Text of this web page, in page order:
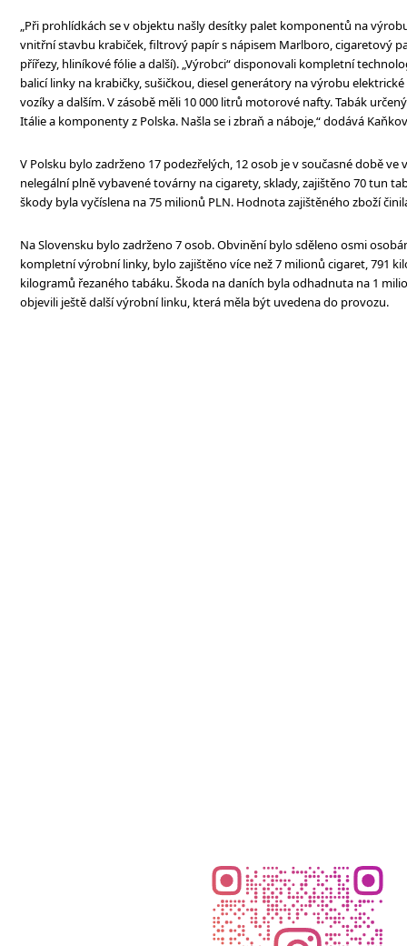
„Při prohlídkách se v objektu našly desítky palet komponentů na
vnitřní stavbu krabiček, filtrový papír s nápisem Marlboro, cigaretový
přířezy, hliníkové fólie a další). „Výrobci“ disponovali kompletní
balicí linky na krabičky, sušičkou, diesel generátory na výrobu
vozíky a dalším. V zásobě měli 10 000 litrů motorové nafty. Tabák
Itálie a komponenty z Polska. Našla se i zbraň a náboje,“ dodává
V Polsku bylo zadrženo 17 podezřelých, 12 osob je v současné době ve
nelegální plně vybavené továrny na cigarety, sklady, zajištěno 70 tun
škody byla vyčíslena na 75 milionů PLN. Hodnota zajištěného zboží
Na Slovensku bylo zadrženo 7 osob. Obvinění bylo sděleno osmi
kompletní výrobní linky, bylo zajištěno více než 7 milionů cigaret, 791
kilogramů řezaného tabáku. Škoda na daních byla odhadnuta na 1
objevili ještě další výrobní linku, která měla být uvedena do provozu.